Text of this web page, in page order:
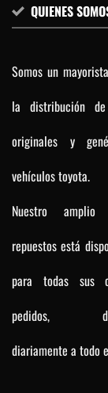
QUIENES
Somos un
la distribución
originales y
vehículos toyota.
Nuestro
repuestos está
para todas sus
pedidos,
diariamente a todo